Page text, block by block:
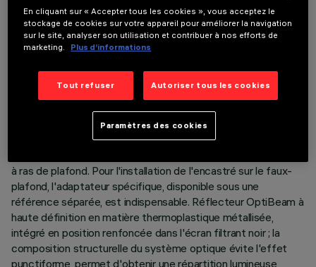
DONNÉES TECHNIQUES
DESCRIPTION
Appareil miniaturisé encastrable linéaire à 15 éléments
optiques pour sources LED - optique fixe. Corps en
à ras de plafond. Pour l'installation de l'encastré sur le faux-
plafond, l'adaptateur spécifique, disponible sous une
référence séparée, est indispensable. Réflecteur OptiBeam à
haute définition en matière thermoplastique métallisée,
intégré en position renfoncée dans l'écran filtrant noir ; la
composition structurelle du système optique évite l'effet
punctiforme, permet d'obtenir une répartition lumineuse
En cliquant sur « Accepter tous les cookies », vous acceptez le
stockage de cookies sur votre appareil pour améliorer la navigation
sur le site, analyser son utilisation et contribuer à nos efforts de
marketing.
Plus d’informations
Tout refuser Autoriser tous les cookies
Paramètres des cookies